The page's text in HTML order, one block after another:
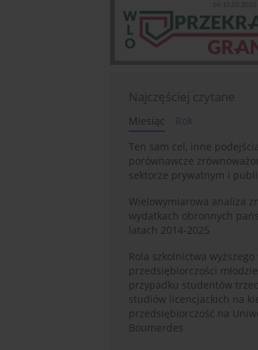
Najczęściej czytane
Miesiąc
Rok
Ten sam cel, inne
porównawcze
sektorze prywatnym i
Wielowymiarowa analiza
wydatkach obronnych
latach 2014-2025
Rola szkolnictwa
przedsiębiorczości
przypadku studentów
studiów licencjackich na
przedsiębiorczość na
Boumerdes